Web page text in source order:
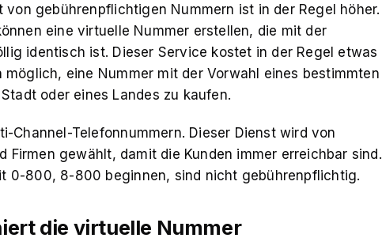
von gebührenpflichtigen Nummern ist in der Regel höher.
eine virtuelle Nummer erstellen, die mit der
identisch ist. Dieser Service kostet in der Regel etwas
möglich, eine Nummer mit der Vorwahl eines bestimmten
oder eines Landes zu kaufen.
Channel-Telefonnummern. Dieser Dienst wird von
Firmen gewählt, damit die Kunden immer erreichbar sind.
0-800, 8-800 beginnen, sind nicht gebührenpflichtig.
die virtuelle Nummer